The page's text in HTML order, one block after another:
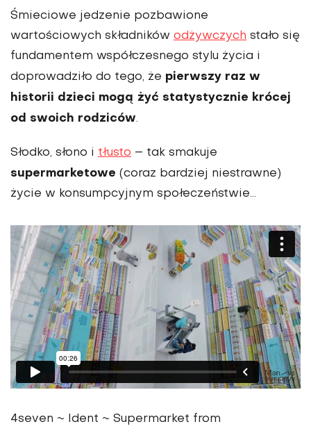
Śmieciowe jedzenie pozbawione
wartościowych składników odżywczych stało się
fundamentem współczesnego stylu życia i
doprowadziło do tego, że pierwszy raz w
historii dzieci mogą żyć statystycznie krócej
od swoich rodziców.
Słodko, słono i tłusto – tak smakuje
supermarketowe (coraz bardziej niestrawne)
życie w konsumpcyjnym społeczeństwie…
4seven ~ Ident ~ Supermarket from